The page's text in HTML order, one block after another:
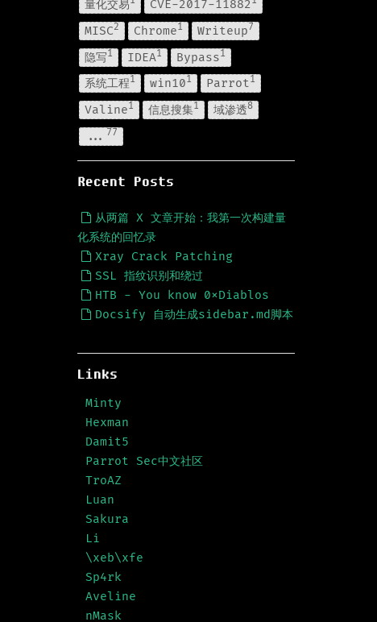
量化交易 CVE-2017-11882
MISC2 Chrome1 Writeup7
隐写1 IDEA1 Bypass1
系统工程1 win101 Parrot1
Valine1 信息搜集1 域渗透8
... 77
Recent Posts
从两篇 X 文章开始：我第一次构建量
化系统的回忆录
Xray Crack Patching
SSL 指纹识别和绕过
HTB - You know 0xDiablos
Docsify 自动生成sidebar.md脚本
Links
Minty
Hexman
Damit5
Parrot Sec中文社区
TroAZ
Luan
Sakura
Li
\xeb\xfe
Sp4rk
Aveline
nMask